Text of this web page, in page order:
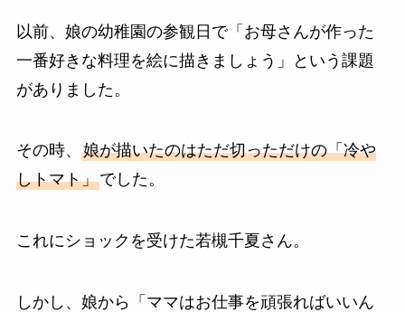
以前、娘の幼稚園の参観日で「お母さんが作った
一番好きな料理を絵に描きましょう」という課題
がありました。
その時、 娘が描いたのはただ切っただけの「冷や
しトマト」でした。
これにショックを受けた若槻千夏さん。
しかし、娘から「ママはお仕事を頑張ればいいん